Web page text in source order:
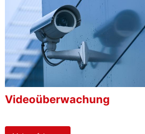
Videoüberwachung